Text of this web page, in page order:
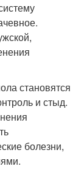
становятся
и стыд.
болезни,